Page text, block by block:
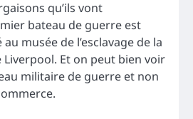
qu’ils vont
bateau de guerre est
musée de l’esclavage de la
Et on peut bien voir
militaire de guerre et non